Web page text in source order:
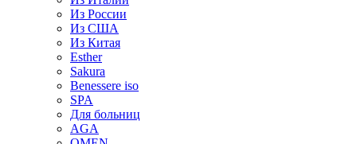
Из России
Из США
Из Китая
Esther
Sakura
Benessere iso
SPA
Для больниц
AGA